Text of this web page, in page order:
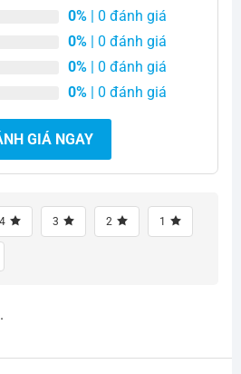
0% | 0 đánh giá
0% | 0 đánh giá
0% | 0 đánh giá
0% | 0 đánh giá
GIÁ NGAY
4 3 2 1